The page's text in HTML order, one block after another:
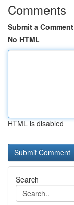
Comments
Submit a Comment
No HTML
HTML is disabled
Search